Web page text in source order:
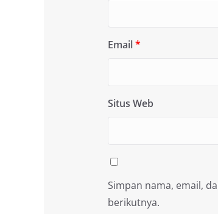
Email*
Situs Web
Simpan nama, email,
berikutnya.